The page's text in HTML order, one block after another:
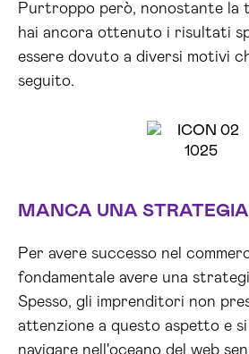
Purtroppo però, nonostante la
hai ancora ottenuto i risultati
essere dovuto a diversi motivi
seguito.
MANCA UNA
Per avere successo nel
fondamentale avere una
Spesso, gli imprenditori non
attenzione a questo aspetto e
navigare nell'oceano del web